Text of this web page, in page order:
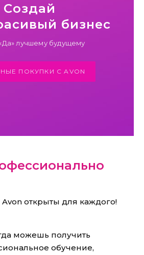
Создай
бизнес
лучшему будущему
ПОКУПКИ С AVON
открыты для каждого!
можешь получить
обучение,